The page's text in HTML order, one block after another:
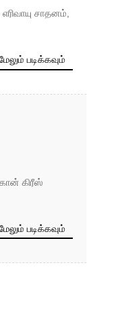
சாதனம்,
படிக்கவும்
கிரீஸ்
படிக்கவும்